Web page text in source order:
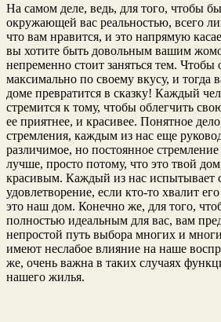
На самом деле, ведь, для того, чтобы
окружающей вас реальностью, всего
что вам нравится, и это напрямую
вы хотите быть довольным вашим
непременно стоит заняться тем. Чтобы
максимально по своему вкусу, и тогда
доме превратится в сказку! Каждый
стремится к тому, чтобы облегчить
ее приятнее, и красивее. Понятное
стремления, каждым из нас еще
различимое, но постоянное
лучше, просто потому, что это твой
красивым. Каждый из нас испытывает
удовлетворение, если кто-то хвалит
это наш дом. Конечно же, для того,
полностью идеальным для вас, вам
непростой путь выбора многих и
имеют неслабое влияние на наше
же, очень важна в таких случаях
нашего жилья.